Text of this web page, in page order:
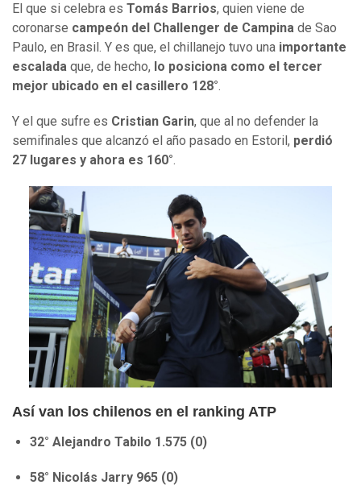
El que si celebra es Tomás Barrios, quien viene de
coronarse campeón del Challenger de Campina de Sao
Paulo, en Brasil. Y es que, el chillanejo tuvo una importante
escalada que, de hecho, lo posiciona como el tercer
mejor ubicado en el casillero 128°.
Y el que sufre es Cristian Garin, que al no defender la
semifinales que alcanzó el año pasado en Estoril, perdió
27 lugares y ahora es 160°.
Así van los chilenos en el ranking ATP
32° Alejandro Tabilo 1.575 (0)
58° Nicolás Jarry 965 (0)